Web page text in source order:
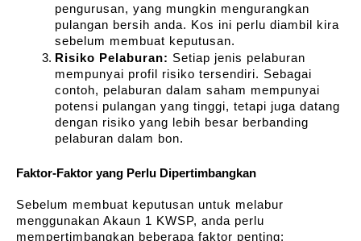
pengurusan, yang mungkin mengurangkan
pulangan bersih anda. Kos ini perlu diambil kira
sebelum membuat keputusan.
Risiko Pelaburan: Setiap jenis pelaburan
mempunyai profil risiko tersendiri. Sebagai
contoh, pelaburan dalam saham mempunyai
potensi pulangan yang tinggi, tetapi juga datang
dengan risiko yang lebih besar berbanding
pelaburan dalam bon.
Faktor-Faktor yang Perlu Dipertimbangkan
Sebelum membuat keputusan untuk melabur
menggunakan Akaun 1 KWSP, anda perlu
mempertimbangkan beberapa faktor penting: